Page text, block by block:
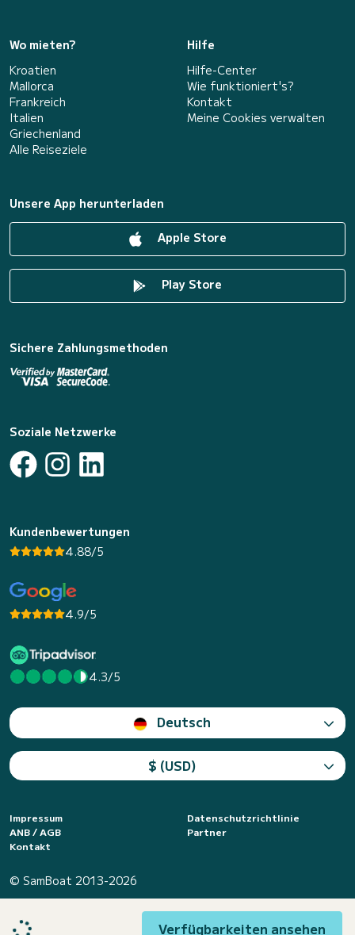
Verfügbarkeiten ansehen
Wo mieten?
Kroatien
Mallorca
Frankreich
Italien
Griechenland
Alle Reiseziele
Hilfe
Hilfe-Center
Wie funktioniert's?
Kontakt
Meine Cookies verwalten
Unsere App herunterladen
Apple Store
Play Store
Sichere Zahlungsmethoden
Soziale Netzwerke
Kundenbewertungen
4.88/5
4.9/5
4.3/5
Deutsch
$ (USD)
Impressum
Datenschutzrichtlinie
ANB / AGB
Partner
Kontakt
© SamBoat 2013-2026